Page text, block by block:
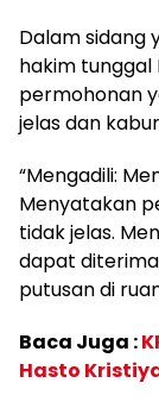
Dalam sidang
hakim
permohonan
jelas dan
“Mengadili:
Menyatakan
tidak jelas.
dapat
putusan di
Baca Juga :
Hasto